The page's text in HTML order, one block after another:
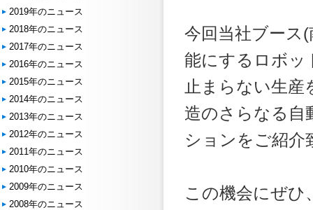
今回当社ブース
能にするロボッ
止まらない生
造のさらなる自
ションをご紹介
この機会にぜひ
2019年のニュース
2018年のニュース
2017年のニュース
2016年のニュース
2015年のニュース
2014年のニュース
2013年のニュース
2012年のニュース
2011年のニュース
2010年のニュース
2009年のニュース
2008年のニュース